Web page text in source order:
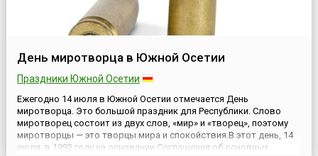
День миротворца в Южной Осетии
Праздники Южной Осетии
Ежегодно 14 июля в Южной Осетии отмечается День
миротворца. Это большой праздник для Республики. Слово
миротворец состоит из двух слов, «мир» и «творец», поэтому
миротворцы — это творцы мира и спокойствия.В этот день, 14
июля, в 1992 году на основании Соглашения об основных